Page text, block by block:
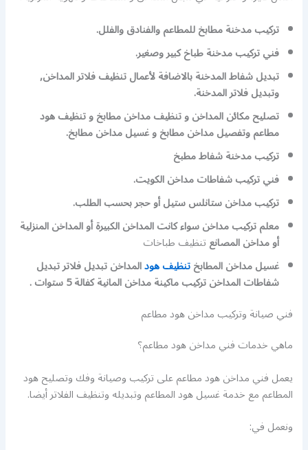
تركيب مدخنة مطابخ للمطاعم والفنادق والفلل.
فني تركيب مدخنة طباخ كبير وصغير.
تبديل شفاط المدخنة بالاضافة لأعمال تنظيف فلاتر المداخن,
وتبديل فلاتر المدخنة.
تصليح مكائن المداخن و تنظيف مداخن مطابخ و تنظيف هود
مطاعم وتفصيل مداخن مطابخ و غسيل مداخن مطابخ.
تركيب مدخنة شفاط مطبخ
فني تركيب شفاطات مداخن الكويت.
تركيب مداخن ستانلس ستيل أو حجر بحسب الطلب.
معلم تركيب مداخن سواء كانت المداخن الكبيرة أو المداخن المنزلية
أو مداخن المصانعتنظيف طباخات
غسيل مداخن المطابختنظيف هودالمداخن تبديل فلاتر تبديل
شفاطات المداخن تركيب ماكينة مداخن المانية كفالة 5 ستوات .
فني صيانة وتركيب مداخن هود مطاعم
ماهي خدمات فني مداخن هود مطاعم؟
يعمل فني مداخن هود مطاعم على تركيب وصيانة وفك وتصليح هود
المطاعم مع خدمة غسيل هود المطاعم وتبديله وتنظيف الفلاتر أيضا.
ونعمل في: